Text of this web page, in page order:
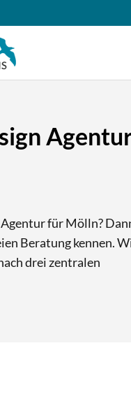
für Mölln?
Beratung kennen.
drei zentralen